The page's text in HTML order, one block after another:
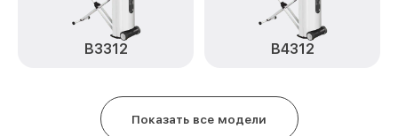
B3312 B4312
Показать все модели